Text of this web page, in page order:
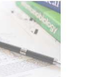
者のみなさま プロ
使用）されている
）